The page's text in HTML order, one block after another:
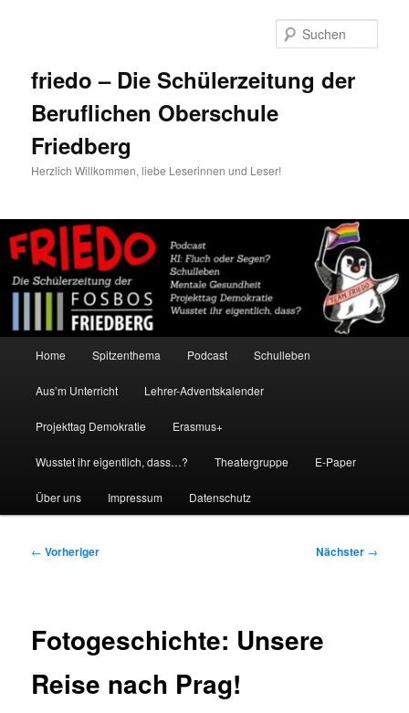
friedo – Die Schülerzeitung der
Beruflichen Oberschule
Friedberg
Herzlich Willkommen, liebe Leserinnen und Leser!
Home Spitzenthema Podcast Schulleben
Aus’m Unterricht Lehrer-Adventskalender
Projekttag Demokratie Erasmus+
Wusstet ihr eigentlich, dass…? Theatergruppe E-Paper
Über uns Impressum Datenschutz
Beitragsnavigation
← Vorheriger Nächster →
Fotogeschichte: Unsere
Reise nach Prag!